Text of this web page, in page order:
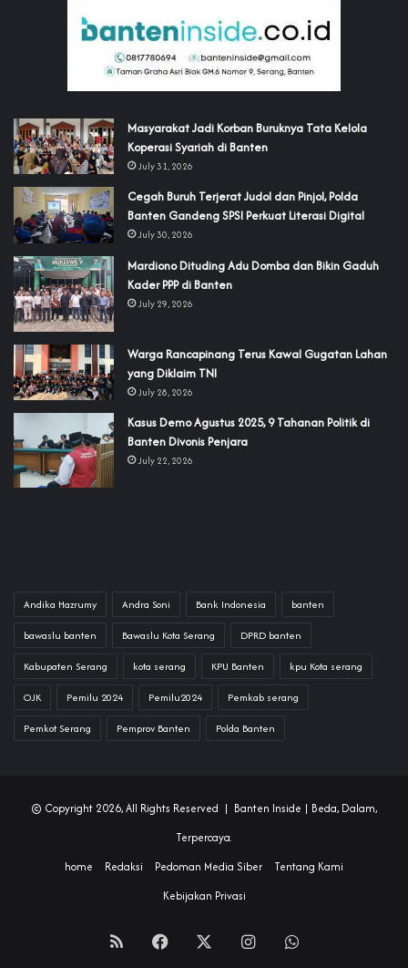
‎Masyarakat Jadi Korban Buruknya Tata Kelola
Koperasi Syariah di Banten
July 31, 2026
Cegah Buruh Terjerat Judol dan Pinjol, Polda
Banten Gandeng SPSI Perkuat Literasi Digital
July 30, 2026
‎Mardiono Dituding Adu Domba dan Bikin Gaduh
Kader PPP di Banten
July 29, 2026
‎Warga Rancapinang Terus Kawal Gugatan Lahan
yang Diklaim TNI‎‎
July 28, 2026
‎Kasus Demo Agustus 2025, 9 Tahanan Politik di
Banten Divonis Penjara
July 22, 2026
Andika Hazrumy Andra Soni Bank Indonesia banten
bawaslu banten Bawaslu Kota Serang DPRD banten
Kabupaten Serang kota serang KPU Banten kpu Kota serang
OJK Pemilu 2024 Pemilu2024 Pemkab serang
Pemkot Serang Pemprov Banten Polda Banten
© Copyright 2026, All Rights Reserved | Banten Inside | Beda, Dalam,
Terpercaya.
home
Redaksi Pedoman Media Siber
Tentang Kami
Kebijakan Privasi
RSS Facebook InstagramWhatsApp